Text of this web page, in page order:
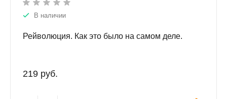
В наличии
Рейволюция. Как это было на самом деле.
219 руб.